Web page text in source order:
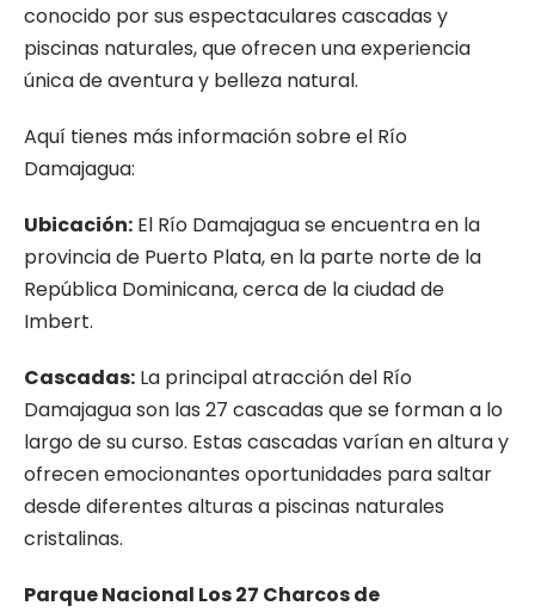
conocido por sus espectaculares cascadas y
piscinas naturales, que ofrecen una experiencia
única de aventura y belleza natural.
Aquí tienes más información sobre el Río
Damajagua:
Ubicación: El Río Damajagua se encuentra en la
provincia de Puerto Plata, en la parte norte de la
República Dominicana, cerca de la ciudad de
Imbert.
Cascadas: La principal atracción del Río
Damajagua son las 27 cascadas que se forman a lo
largo de su curso. Estas cascadas varían en altura y
ofrecen emocionantes oportunidades para saltar
desde diferentes alturas a piscinas naturales
cristalinas.
Parque Nacional Los 27 Charcos de